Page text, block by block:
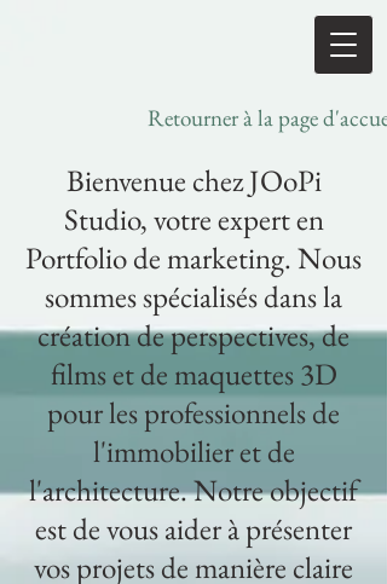
Retourner à la page d'accueil
Bienvenue chez JOoPi
Studio, votre expert en
Portfolio de marketing. Nous
sommes spécialisés dans la
création de perspectives, de
films et de maquettes 3D
pour les professionnels de
l'immobilier et de
l'architecture. Notre objectif
est de vous aider à présenter
vos projets de manière claire